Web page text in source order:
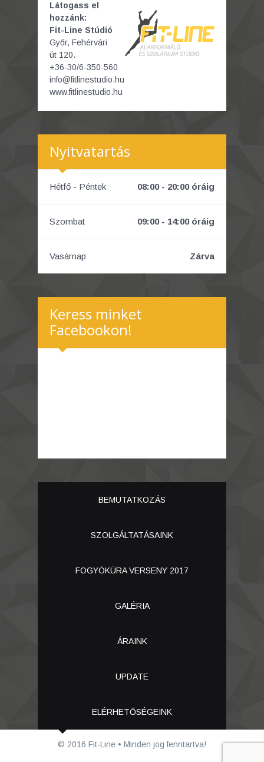
Látogass el
hozzánk:
Fit-Line Stúdió
Győr, Fehérvári
út 120.
+36-30/6-350-560
info@fitlinestudio.hu
www.fitlinestudio.hu
Nyitvatartás
Hétfő - Péntek 08:00 - 20:00 óráig
Szombat 09:00 - 14:00 óráig
Vasárnap Zárva
Keress minket
Facebookon!
BEMUTATKOZÁS
SZOLGÁLTATÁSAINK
FOGYÓKÚRA VERSENY 2017
GALÉRIA
ÁRAINK
UPDATE
ELÉRHETŐSÉGEINK
© 2016 Fit-Line • Minden jog fenntartva!